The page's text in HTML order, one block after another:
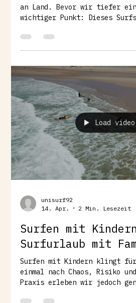
an Land. Bevor wir tiefer
wichtiger Punkt: Dieses
die gezielt an ihrer Technik
insbesondere an Themen wie
Auch als Anfänger*in kannst
profitieren. Dein
spürbar Du entwickelst ein
Boardbe
Load video
unisurf92
14. Apr.
2 Min. Lesezeit
Surfen mit
Surfurlaub mit
Surfen mit Kindern klingt
einmal nach Chaos, Risiko
Praxis erleben wir jedoch